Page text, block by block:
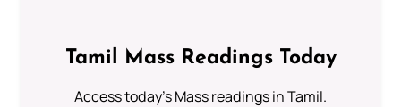
Tamil Mass Readings Today
Access today's Mass readings in Tamil.